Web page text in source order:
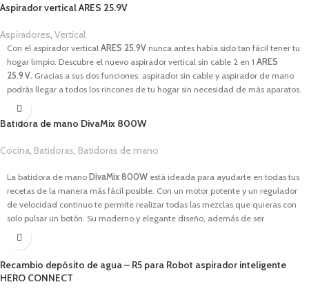
Aspirador vertical ARES 25.9V
Aspiradores, Vertical
Con el aspirador vertical ARES 25.9V nunca antes había sido tan fácil tener tu
hogar limpio. Descubre el nuevo aspirador vertical sin cable 2 en 1 ARES
25.9 V. Gracias a sus dos funciones: aspirador sin cable y aspirador de mano
podrás llegar a todos los rincones de tu hogar sin necesidad de más aparatos.
Este aspirador es capaz de eliminar casi el 100% de los ácaros, polen y
gérmenes, garantizando un ambiente más limpio y saludable para ti y tu
CARACTERÍSTICAS
Potencia de
25.9V . Digital Pro
Aspirador sin cable 2 en 1.
Capacidad del depósito de 600ml
Tiempo de carga hasta 4 horas.
Cepillo motorizado y mango ergonómico.
Filtro HEPA.
Pantalla LED con indicador de velocidad y nivel de batería.
Batidora de mano DivaMix 800W
Cocina Batidoras Batidoras de mano
La batidora de mano DivaMix 800W está ideada para ayudarte en todas tus
recetas de la manera más fácil posible. Con un motor potente y un regulador
de velocidad continuo te permite realizar todas las mezclas que quieras con
solo pulsar un botón. Su moderno y elegante diseño, además de ser
estéticamente bonito, es muy práctico.
CARACTERÍSTICAS
Potencia de800W.
Recambio depósito de agua – R5 para Robot aspirador inteligente
HERO CONNECT